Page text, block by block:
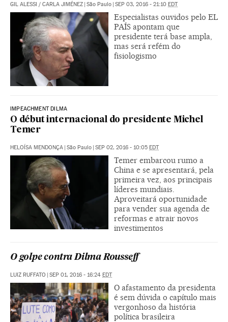
GIL ALESSI / CARLA JIMÉNEZ | São Paulo | SEP 03, 2016 - 21:10 EDT
Especialistas ouvidos pelo EL
PAÍS apontam que
presidente terá base ampla,
mas será refém do
fisiologismo
IMPEACHMENT DILMA
O début internacional do presidente Michel
Temer
HELOÍSA MENDONÇA | São Paulo | SEP 02, 2016 - 10:05 EDT
Temer embarcou rumo a
China e se apresentará, pela
primeira vez, aos principais
líderes mundiais.
Aproveitará oportunidade
para vender sua agenda de
reformas e atrair novos
investimentos
O golpe contra Dilma Rousseff
LUIZ RUFFATO | SEP 01, 2016 - 16:24 EDT
O afastamento da presidenta
é sem dúvida o capítulo mais
vergonhoso da história
política brasileira